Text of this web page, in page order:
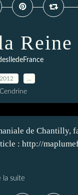
de Chantilly,
: http://
la suite